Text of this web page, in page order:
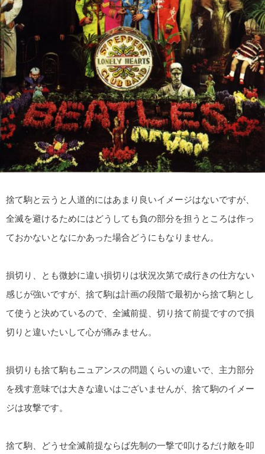
捨て駒と云うと人道的にはあまり良いイメージはないですが、
全滅を避けるためにはどうしても負の部分を担うところは作っ
ておかないとなにかあった場合どうにもなりません。
損切り、とも微妙に違い損切りは状況次第で成行きの仕方ない
感じが強いですが、捨て駒は計画の段階で最初から捨て駒とし
て使うと決めているので、全滅前提、切り捨て前提ですので損
切りと違いたいして心が痛みません。
損切りも捨て駒もニュアンスの問題くらいの違いで、主力部分
を残す意味では大きな違いはございませんが、捨て駒のイメー
ジは攻撃です。
捨て駒、どうせ全滅前提ならば先制の一撃で叩けるだけ敵を叩